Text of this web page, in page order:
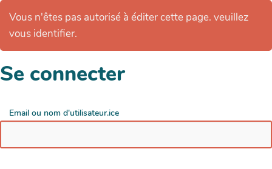
Vous n'êtes pas autorisé à éditer cette page. veuillez
vous identifier.
Se connecter
Email ou nom d'utilisateur.ice